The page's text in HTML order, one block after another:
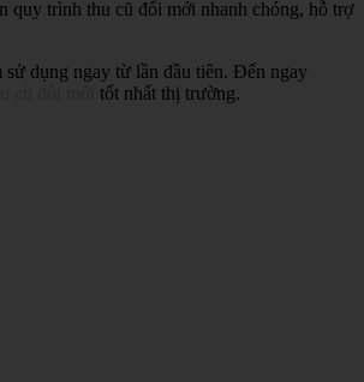
quy trình thu cũ đổi mới nhanh chóng, hỗ trợ
dụng ngay từ lần đầu tiên. Đến ngay
tốt nhất thị trường.